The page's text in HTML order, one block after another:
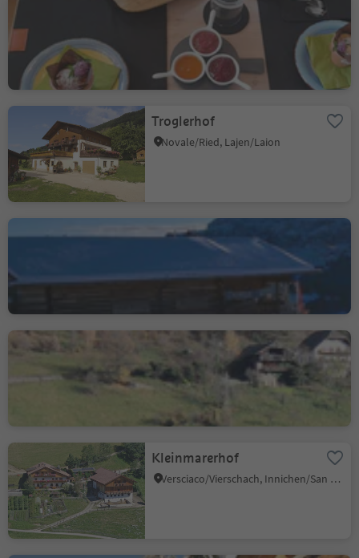
Greiter's
San Martino i.P./St. Martin i.P., St.Martin in Passeier/San Martino in Passiria, Meran/Merano and environs
Troglerhof
Novale/Ried, Lajen/Laion
Contrin Schwaige
mountain hut
Aspmayrhof
Kleinmarerhof
Versciaco/Vierschach, Innichen/San Candido, Dolomites Region 3 Zinnen